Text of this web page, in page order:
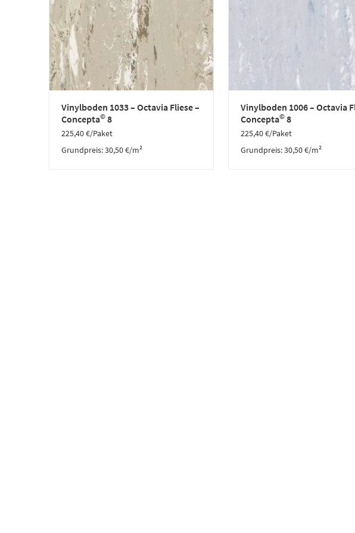
Vinylboden 1033 – Octavia Fliese –
Concepta© 8
225,40€/Paket
Grundpreis:30,50€/m²
Vinylboden 1006 – Octavia
Concepta© 8
225,40€/Paket
Grundpreis:30,50€/m²